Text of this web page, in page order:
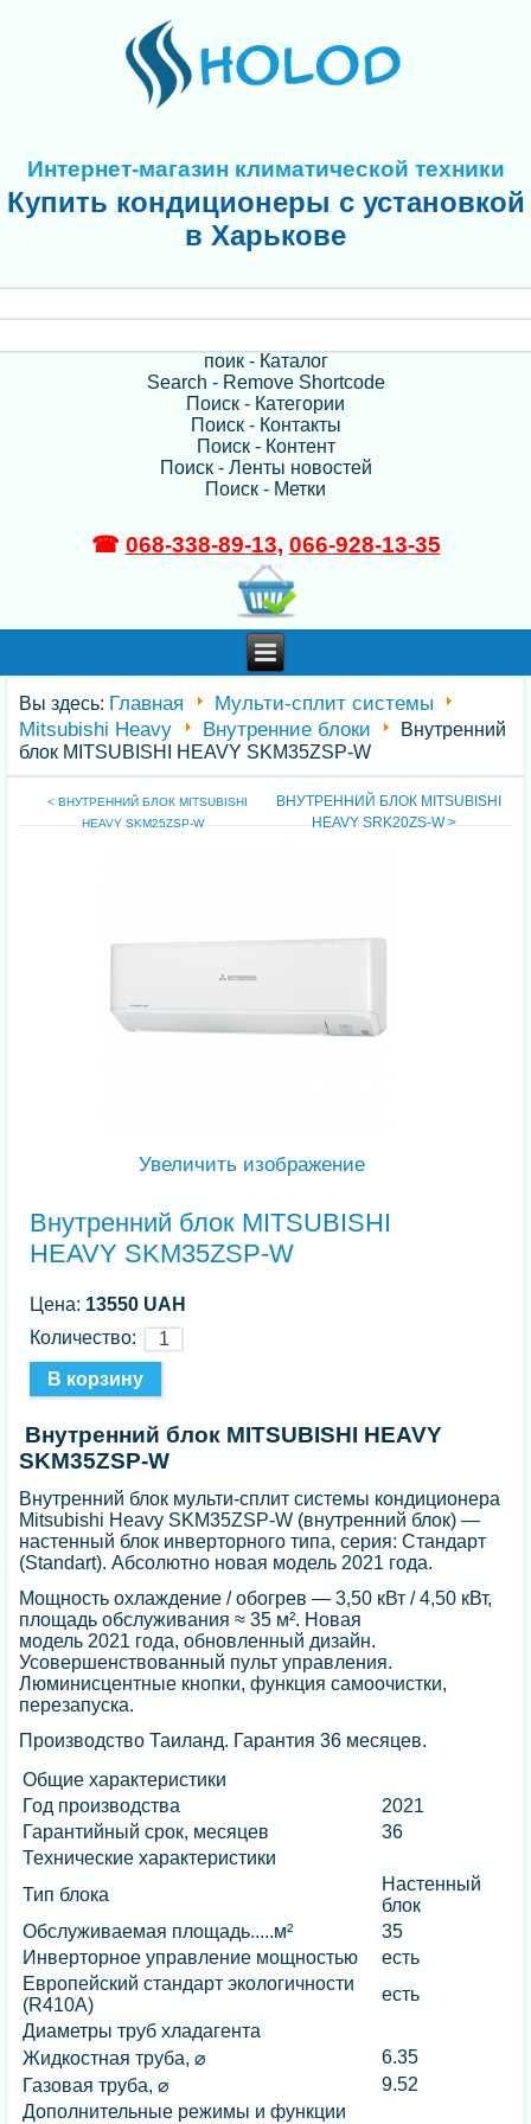
Интернет-магазин климатической техники
Купить кондиционеры с установкой
в Харькове
поик - Каталог
Search - Remove Shortcode
Поиск - Категории
Поиск - Контакты
Поиск - Контент
Поиск - Ленты новостей
Поиск - Метки
☎ 068-338-89-13, 066-928-13-35
Вы здесь: Главная
Мульти-сплит системы
Mitsubishi Heavy
Внутренние блоки
Внутренний
блок MITSUBISHI HEAVY SKM35ZSP-W
< ВНУТРЕННИЙ БЛОК MITSUBISHI
HEAVY SKM25ZSP-W
ВНУТРЕННИЙ БЛОК MITSUBISHI
HEAVY SRK20ZS-W >
Увеличить изображение
Внутренний блок MITSUBISHI
HEAVY SKM35ZSP-W
Цена: 13550 UAH
Количество:
Внутренний блок MITSUBISHI HEAVY
SKM35ZSP-W
Внутренний блок мульти-сплит системы кондиционера
Mitsubishi Heavy SKM35ZSP-W (внутренний блок) —
настенный блок инверторного типа, серия: Стандарт
(Standart). Абсолютно новая модель 2021 года.
Мощность охлаждение / обогрев — 3,50 кВт / 4,50 кВт,
площадь обслуживания ≈ 35 м². Новая
модель 2021 года, обновленный дизайн.
Усовершенствованный пульт управления.
Люминисцентные кнопки, функция самоочистки,
перезапуска.
Производство Таиланд. Гарантия 36 месяцев.
Общие характеристики
Год производства
2021
Гарантийный срок, месяцев
36
Технические характеристики
Тип блока
Настенный
блок
Обслуживаемая площадь.....м²
35
Инверторное управление мощностью
есть
Европейский стандарт экологичности
(R410A)
есть
Диаметры труб хладагента
Жидкостная труба, ⌀
6.35
Газовая труба, ⌀
9.52
Дополнительные режимы и функции